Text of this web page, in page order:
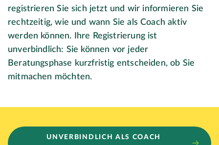
registrieren Sie sich jetzt und wir informieren Sie
rechtzeitig, wie und wann Sie als Coach aktiv
werden können. Ihre Registrierung ist
unverbindlich: Sie können vor jeder
Beratungsphase kurzfristig entscheiden, ob Sie
mitmachen möchten.
UNVERBINDLICH ALS COACH